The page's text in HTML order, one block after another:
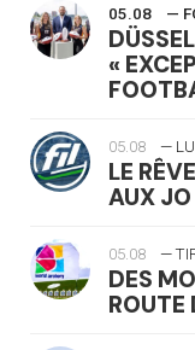
05.08 —
«
05.08 —
LE
AUX JO
05.08 —
DES